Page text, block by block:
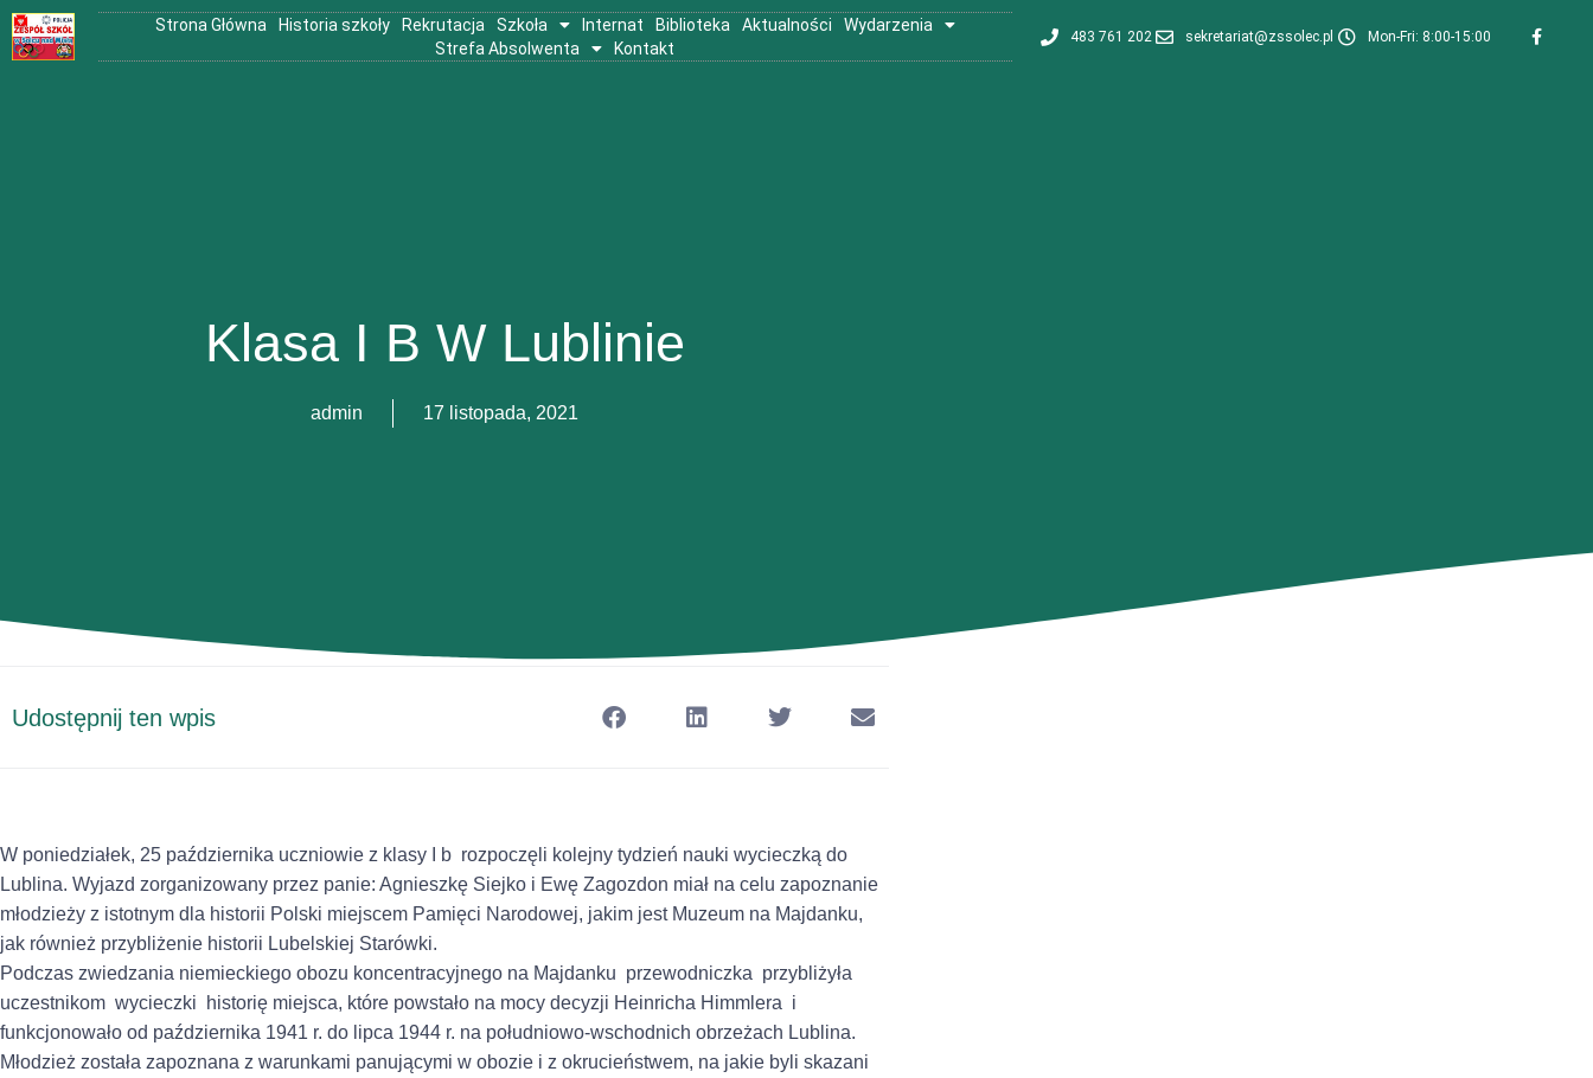
Strona Główna Historia szkoły Rekrutacja Szkoła Internat Biblioteka Aktualności
Wydarzenia
Strefa Absolwenta
Kontakt
483 761 202 sekretariat@zssolec.pl Mon-Fri: 8:00-15:00
Klasa I B W Lublinie
admin 17 listopada, 2021
Udostępnij ten wpis
W poniedziałek, 25 października uczniowie z klasy I b rozpoczęli kolejny tydzień nauki wycieczką do
Lublina. Wyjazd zorganizowany przez panie: Agnieszkę Siejko i Ewę Zagozdon miał na celu zapoznanie
młodzieży z istotnym dla historii Polski miejscem Pamięci Narodowej, jakim jest Muzeum na Majdanku,
jak również przybliżenie historii Lubelskiej Starówki.
Podczas zwiedzania niemieckiego obozu koncentracyjnego na Majdanku przewodniczka przybliżyła
uczestnikom wycieczki historię miejsca, które powstało na mocy decyzji Heinricha Himmlera i
funkcjonowało od października 1941 r. do lipca 1944 r. na południowo-wschodnich obrzeżach Lublina.
Młodzież została zapoznana z warunkami panującymi w obozie i z okrucieństwem, na jakie byli skazani